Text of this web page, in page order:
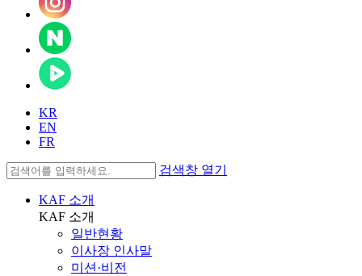
KR
EN
FR
검색창 열기
KAF 소개
KAF 소개
일반현황
이사장 인사말
미션·비전